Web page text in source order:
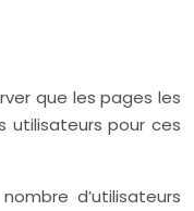
que les pages les
utilisateurs pour ces
d’utilisateurs